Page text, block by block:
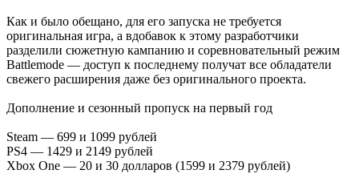
Как и было обещано, для его запуска не требуется
оригинальная игра, а вдобавок к этому разработчики
разделили сюжетную кампанию и соревновательный режим
Battlemode — доступ к последнему получат все обладатели
свежего расширения даже без оригинального проекта.
Дополнение и сезонный пропуск на первый год
Steam — 699 и 1099 рублей
PS4 — 1429 и 2149 рублей
Xbox One — 20 и 30 долларов (1599 и 2379 рублей)